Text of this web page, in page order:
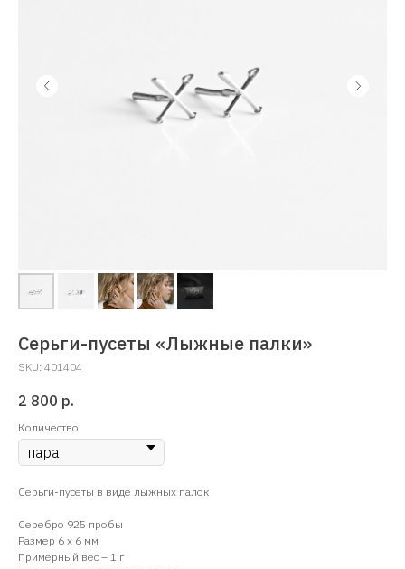
Серьги-пусеты «Лыжные палки»
SKU: 401404
2 800 р.
Количество
Серьги-пусеты в виде лыжных палок
Серебро 925 пробы
Размер 6 х 6 мм
Примерный вес – 1 г